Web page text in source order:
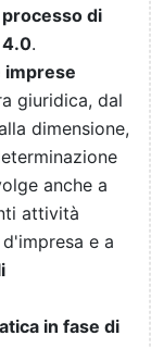
processo di
4.0.
imprese
giuridica, dal
dimensione,
anche a
attività
e a
in fase di